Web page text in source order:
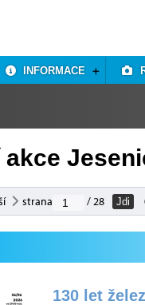
INFORMACE
strana / 28 Jdi
130 let